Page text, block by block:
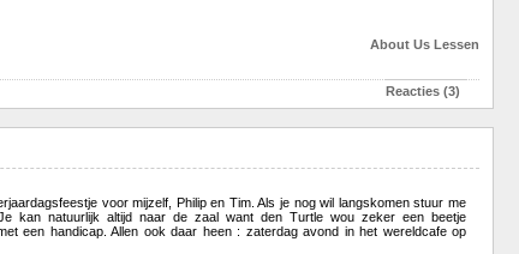
About Us Lessen
Reacties (3)
voor mijzelf, Philip en Tim. Als je nog wil langskomen stuur me
kan natuurlijk altijd naar de zaal want den Turtle wou zeker een beetje
een handicap. Allen ook daar heen : zaterdag avond in het wereldcafe op